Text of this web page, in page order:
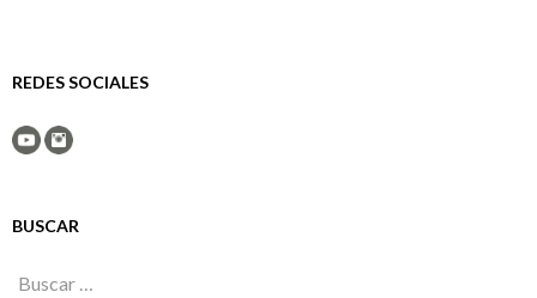
REDES SOCIALES
BUSCAR
Buscar: